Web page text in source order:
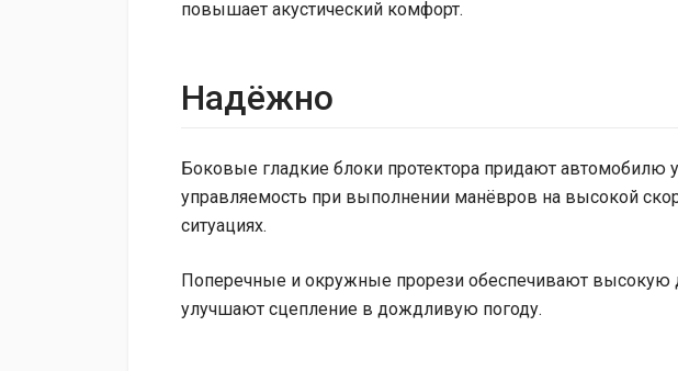
повышает акустический комфорт.
Надёжно
Боковые гладкие блоки протектора придают автомобилю
управляемость при выполнении манёвров на высокой
ситуациях.
Поперечные и окружные прорези обеспечивают высокую
улучшают сцепление в дождливую погоду.